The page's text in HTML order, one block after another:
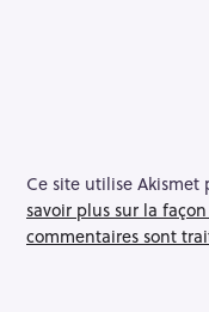
Ce site utilise
savoir plus sur la
commentaires sont